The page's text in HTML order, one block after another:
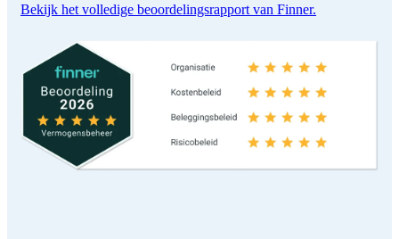
Bekijk het volledige beoordelingsrapport van Finner.